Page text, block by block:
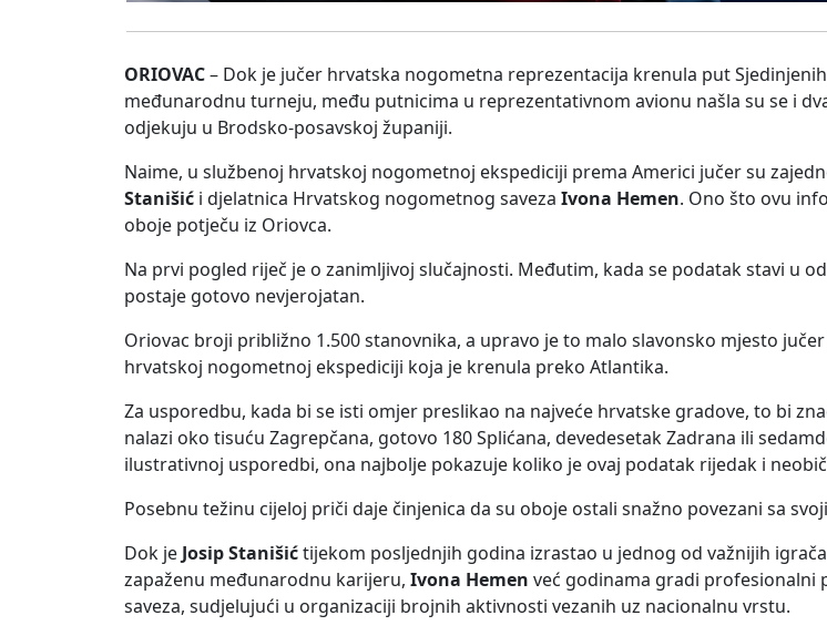
ORIOVAC– Dok je jučer hrvatska nogometna reprezentacija krenula put
međunarodnu turneju, među putnicima u reprezentativnom avionu našla su se i
odjekuju u Brodsko-posavskoj županiji.
Naime, u službenoj hrvatskoj nogometnoj ekspediciji prema Americi jučer su
Stanišić i djelatnica Hrvatskog nogometnog saveza Ivona Hemen. Ono što ovu
oboje potječu iz Oriovca.
Na prvi pogled riječ je o zanimljivoj slučajnosti. Međutim, kada se podatak stavi u
postaje gotovo nevjerojatan.
Oriovac broji približno 1.500 stanovnika, a upravo je to malo slavonsko mjesto
hrvatskoj nogometnoj ekspediciji koja je krenula preko Atlantika.
Za usporedbu, kada bi se isti omjer preslikao na najveće hrvatske gradove, to bi
nalazi oko tisuću Zagrepčana, gotovo 180 Splićana, devedesetak Zadrana ili
ilustrativnoj usporedbi, ona najbolje pokazuje koliko je ovaj podatak rijedak i
Posebnu težinu cijeloj priči daje činjenica da su oboje ostali snažno povezani sa
Dok je Josip Stanišićtijekom posljednjih godina izrastao u jednog od važnijih
zapaženu međunarodnu karijeru, Ivona Hemen već godinama gradi
saveza, sudjelujući u organizaciji brojnih aktivnosti vezanih uz nacionalnu vrstu.